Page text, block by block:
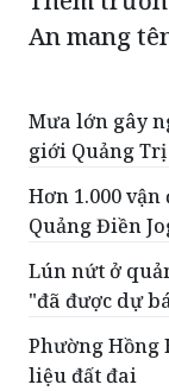
An mang
Mưa lớn gây
giới Quảng Trị
Hơn 1.000
Quảng Điền
Lún nứt ở
"đã được dự
Phường Hồng
liệu đất đai